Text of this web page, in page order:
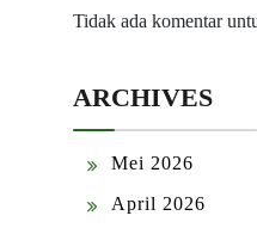
Tidak ada komentar
ARCHIVES
Mei 2026
April 2026